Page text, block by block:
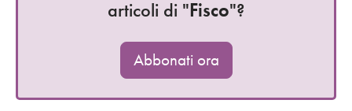
articoli di "Fisco"?
Abbonati ora